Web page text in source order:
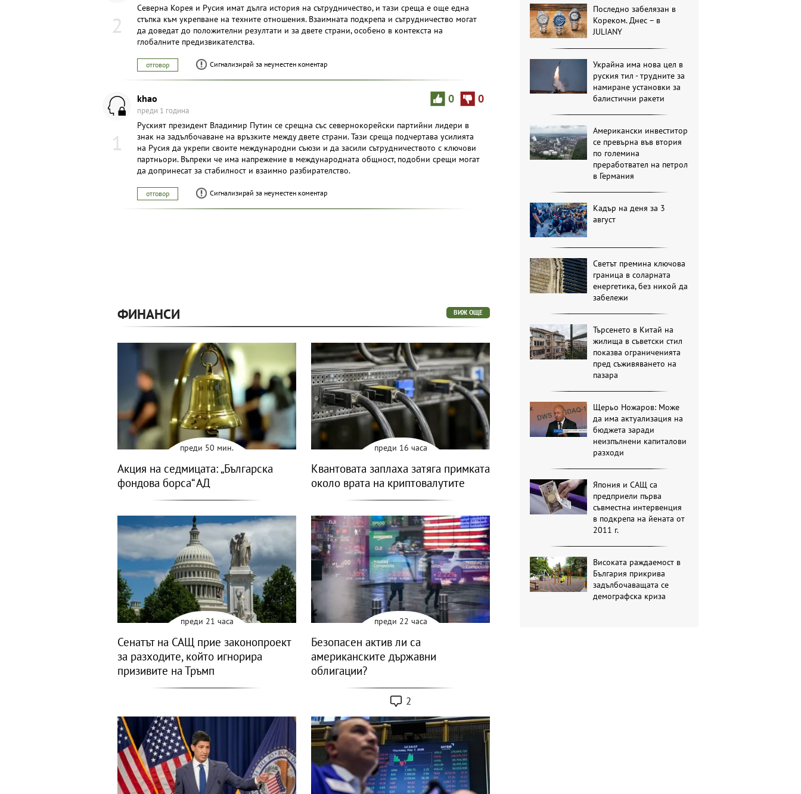
Последно забелязан в
Кореком. Днес – в
JULIANY
Украйна има нова цел в
руския тил - трудните за
намиране установки за
балистични ракети
Американски инвеститор
се превърна във втория
по големина
преработвател на петрол
в Германия
Кадър на деня за 3
август
Светът премина ключова
граница в соларната
енергетика, без никой да
забележи
Търсенето в Китай на
жилища в съветски стил
показва ограниченията
пред съживяването на
пазара
Щерьо Ножаров: Може
да има актуализация на
бюджета заради
неизпълнени капиталови
разходи
Япония и САЩ са
предприели първа
съвместна интервенция
в подкрепа на йената от
2011 г.
Високата раждаемост в
България прикрива
задълбочаващата се
демографска криза
2
Северна Корея и Русия имат дълга история на сътрудничество, и тази среща е още една
стъпка към укрепване на техните отношения. Взаимната подкрепа и сътрудничество могат
да доведат до положителни резултати и за двете страни, особено в контекста на
глобалните предизвикателства.
отговор Сигнализирай за неуместен коментар
1
0 0
khаo
преди 1 година
Руският президент Владимир Путин се срещна със севернокорейски партийни лидери в
знак на задълбочаване на връзките между двете страни. Тази среща подчертава усилията
на Русия да укрепи своите международни съюзи и да засили сътрудничеството с ключови
партньори. Въпреки че има напрежение в международната общност, подобни срещи могат
да допринесат за стабилност и взаимно разбирателство.
отговор Сигнализирай за неуместен коментар
ФИНАНСИ ВИЖ ОЩЕ
преди 50 мин.
Акция на седмицата: „Българска
фондова борса“ АД
преди 16 часа
Квантовата заплаха затяга примката
около врата на криптовалутите
преди 21 часа
Сенатът на САЩ прие законопроект
за разходите, който игнорира
призивите на Тръмп
преди 22 часа
Безопасен актив ли са
американските държавни
облигации?
2